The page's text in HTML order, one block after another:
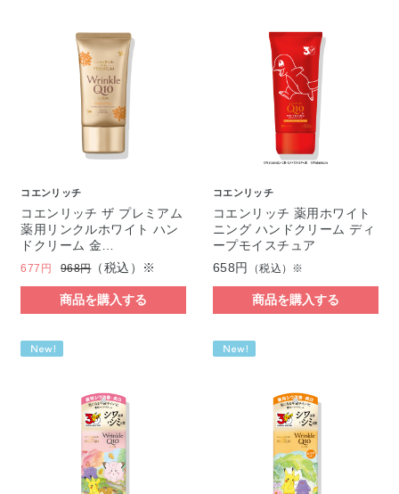
コエンリッチ
コエンリッチ ザ プレミアム
薬用リンクルホワイト ハン
ドクリーム 金…
677円 968円（税込）※
商品を購入する
コエンリッチ
コエンリッチ 薬用ホワイト
ニング ハンドクリーム ディ
ープモイスチュア
658円
（税込）※
商品を購入する